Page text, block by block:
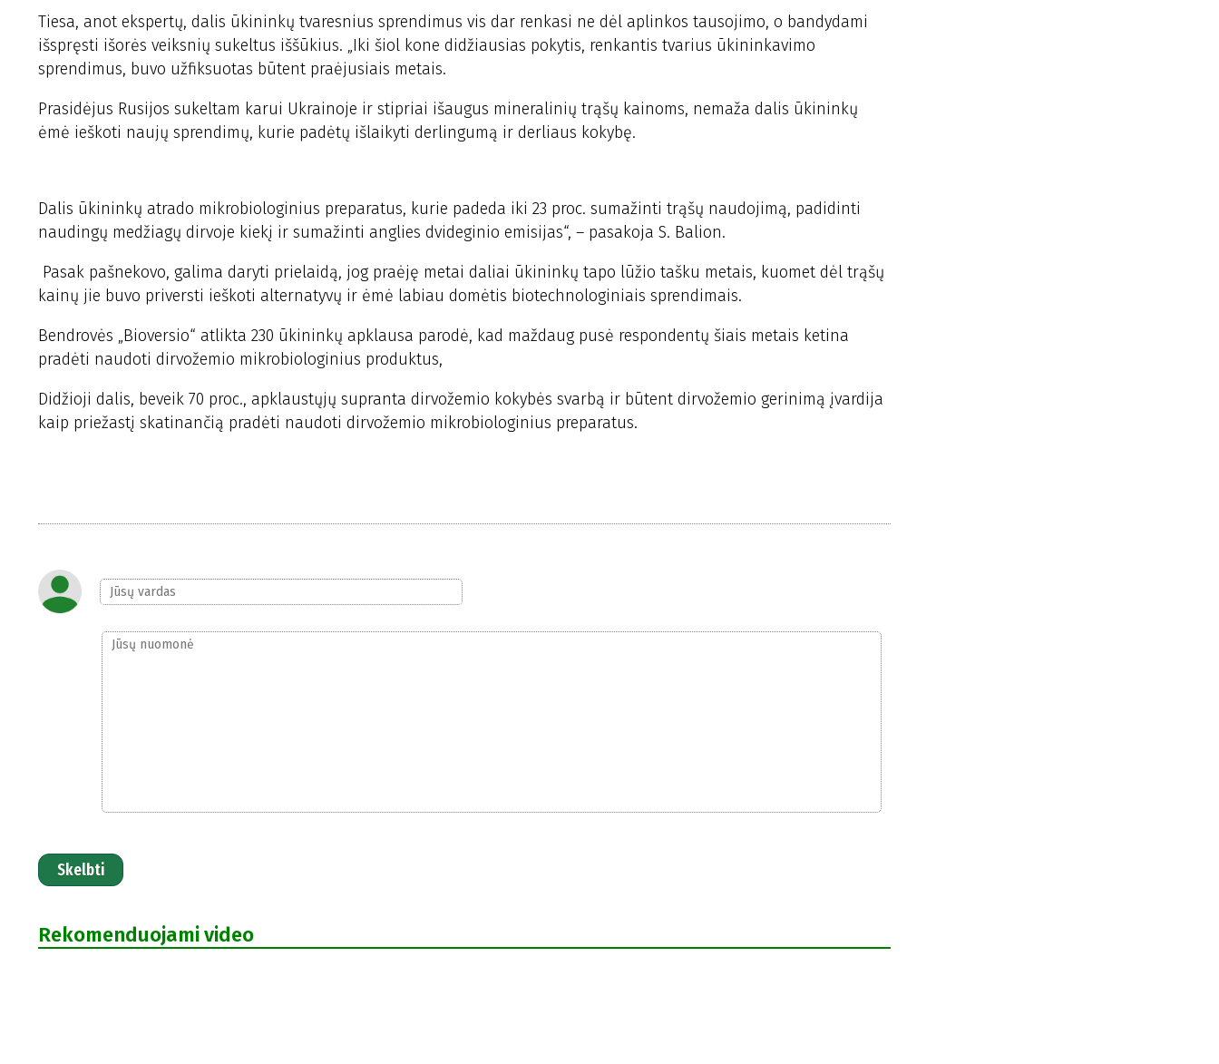
Tiesa, anot ekspertų, dalis ūkininkų tvaresnius sprendimus vis dar renkasi ne dėl aplinkos tausojimo, o bandydami
išspręsti išorės veiksnių sukeltus iššūkius. „Iki šiol kone didžiausias pokytis, renkantis tvarius ūkininkavimo
sprendimus, buvo užfiksuotas būtent praėjusiais metais.
Prasidėjus Rusijos sukeltam karui Ukrainoje ir stipriai išaugus mineralinių trąšų kainoms, nemaža dalis ūkininkų
ėmė ieškoti naujų sprendimų, kurie padėtų išlaikyti derlingumą ir derliaus kokybę.
Dalis ūkininkų atrado mikrobiologinius preparatus, kurie padeda iki 23 proc. sumažinti trąšų naudojimą, padidinti
naudingų medžiagų dirvoje kiekį ir sumažinti anglies dvideginio emisijas“, – pasakoja S. Balion.
Pasak pašnekovo, galima daryti prielaidą, jog praėję metai daliai ūkininkų tapo lūžio tašku metais, kuomet dėl trąšų
kainų jie buvo priversti ieškoti alternatyvų ir ėmė labiau domėtis biotechnologiniais sprendimais.
Bendrovės „Bioversio“ atlikta 230 ūkininkų apklausa parodė, kad maždaug pusė respondentų šiais metais ketina
pradėti naudoti dirvožemio mikrobiologinius produktus,
Didžioji dalis, beveik 70 proc., apklaustųjų supranta dirvožemio kokybės svarbą ir būtent dirvožemio gerinimą įvardija
kaip priežastį skatinančią pradėti naudoti dirvožemio mikrobiologinius preparatus.
Skelbti
Rekomenduojami video